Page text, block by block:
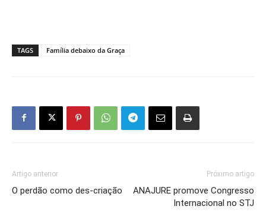
TAGS Família debaixo da Graça
Artigo anterior
O perdão como des-criação
Próximo artigo
ANAJURE promove Congresso
Internacional no STJ